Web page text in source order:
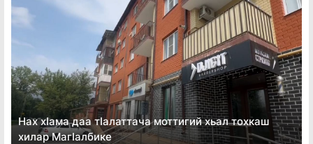
Нах хӏама даа тӏалаттача моттигий хьал тохкаш
хилар Магӏалбике